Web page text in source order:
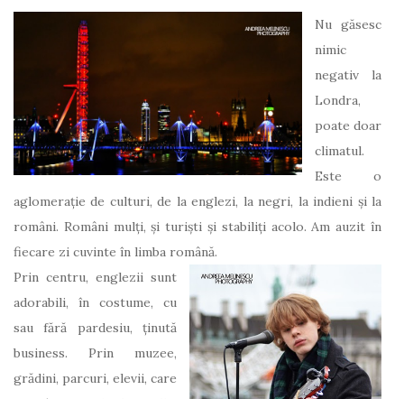
Nu găsesc
nimic
negativ la
Londra,
poate doar
climatul.
Este o
aglomerație de culturi, de la englezi, la negri, la indieni și la
români. Români mulți, și turiști și stabiliți acolo. Am auzit în
fiecare zi cuvinte în limba română.
Prin centru, englezii sunt
adorabili, în costume, cu
sau fără pardesiu, ținută
business. Prin muzee,
grădini, parcuri, elevii, care